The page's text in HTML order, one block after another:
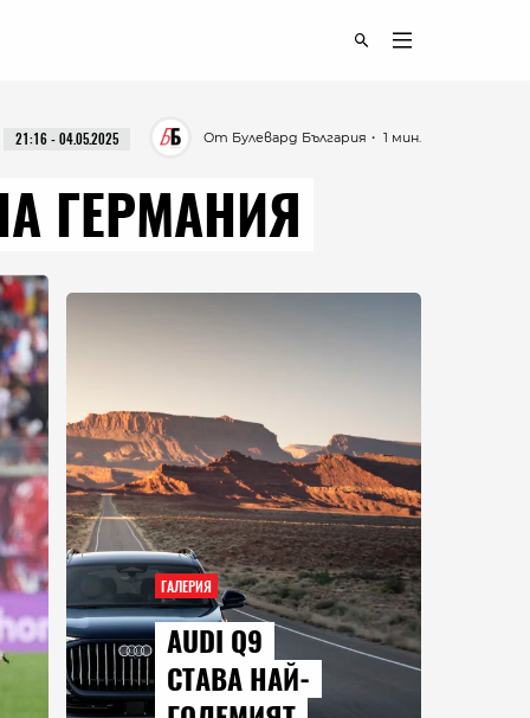
・ 1 мин.
От Булевард България
21:16 - 04.05.2025
ГЕРМАНИЯ
ГАЛЕРИЯ
AUDI Q9
СТАВА НАЙ-